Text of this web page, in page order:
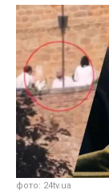
фото: 24tv.ua